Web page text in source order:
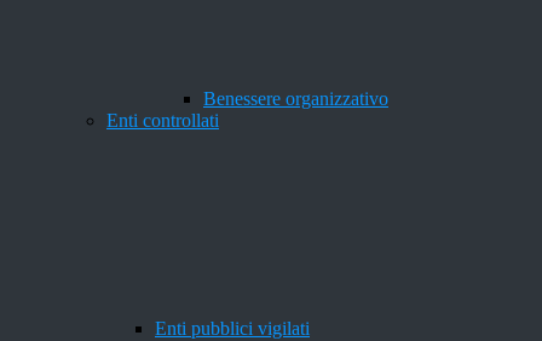
Benessere organizzativo
Enti controllati
Enti pubblici vigilati